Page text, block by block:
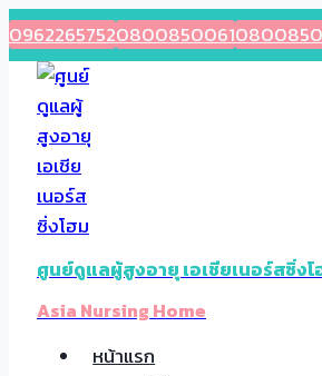
Skip
to
content
09622657520800850061
ศูนย์ดูแลผู้สูงอายุ เอเชียเนอร์สซิ่งโ
Asia Nursing Home
หน้าแรก